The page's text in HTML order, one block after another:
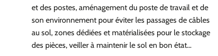
et des postes, aménagement du poste de travail et de
son environnement pour éviter les passages de câbles
au sol, zones dédiées et matérialisées pour le stockage
des pièces, veiller à maintenir le sol en bon état…